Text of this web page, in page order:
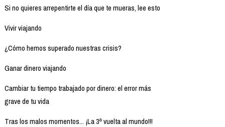
Si no quieres arrepentirte el día que te mueras, lee esto
Vivir viajando
¿Cómo hemos superado nuestras crisis?
Ganar dinero viajando
Cambiar tu tiempo trabajado por dinero: el error más
grave de tu vida
Tras los malos momentos... ¡La 3ª vuelta al mundo!!!